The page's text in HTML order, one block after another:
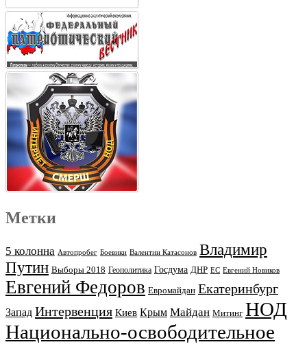
Метки
5 колонна Автопробег Боевики Валентин Катасонов Владимир
Путин Выборы 2018 Геополитика Госдума ДНР ЕС Евгений Новиков
Евгений Федоров Евромайдан Екатеринбург
Запад Интервенция Киев Крым Майдан Митинг НОД
Национально-освободительное